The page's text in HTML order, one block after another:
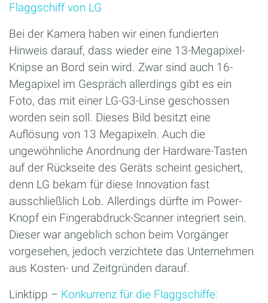
Flaggschiff von LG
Bei der Kamera haben wir einen fundierten
Hinweis darauf, dass wieder eine 13-Megapixel-
Knipse an Bord sein wird. Zwar sind auch 16-
Megapixel im Gespräch allerdings gibt es ein
Foto, das mit einer LG-G3-Linse geschossen
worden sein soll. Dieses Bild besitzt eine
Auflösung von 13 Megapixeln. Auch die
ungewöhnliche Anordnung der Hardware-Tasten
auf der Rückseite des Geräts scheint gesichert,
denn LG bekam für diese Innovation fast
ausschließlich Lob. Allerdings dürfte im Power-
Knopf ein Fingerabdruck-Scanner integriert sein.
Dieser war angeblich schon beim Vorgänger
vorgesehen, jedoch verzichtete das Unternehmen
aus Kosten- und Zeitgründen darauf.
Linktipp – Konkurrenz für die Flaggschiffe: